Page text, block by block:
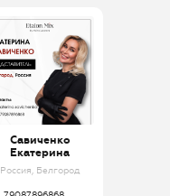
Савиченко
Екатерина
Россия, Белгород